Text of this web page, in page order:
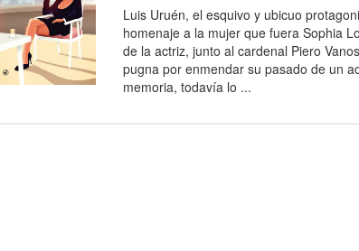
Luis Uruén, el esquivo y ubicuo
homenaje a la mujer que fuera Sophia
de la actriz, junto al cardenal Piero
pugna por enmendar su pasado de un
memoria, todavía lo ...